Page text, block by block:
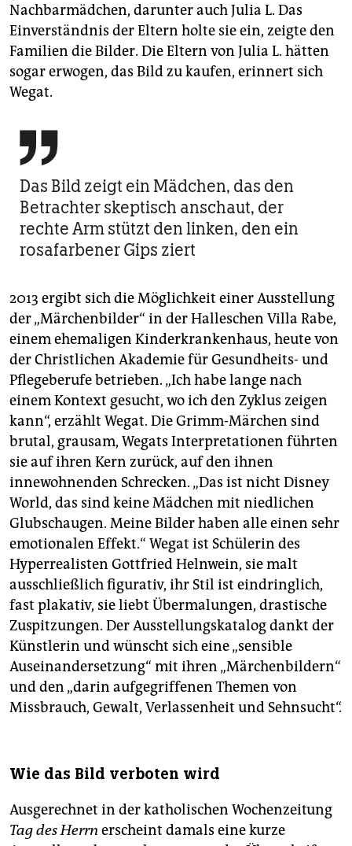
Nachbarmädchen, darunter auch Julia L. Das
Einverständnis der Eltern holte sie ein, zeigte den
Familien die Bilder. Die Eltern von Julia L. hätten
sogar erwogen, das Bild zu kaufen, erinnert sich
Wegat.

Das Bild zeigt ein Mädchen, das den
Betrachter skeptisch anschaut, der
rechte Arm stützt den linken, den ein
rosafarbener Gips ziert
2013 ergibt sich die Möglichkeit einer Ausstellung
der „Märchenbilder“ in der Halleschen Villa Rabe,
einem ehemaligen Kinderkrankenhaus, heute von
der Christlichen Akademie für Gesundheits- und
Pflegeberufe betrieben. „Ich habe lange nach
einem Kontext gesucht, wo ich den Zyklus zeigen
kann“, erzählt Wegat. Die Grimm-Märchen sind
brutal, grausam, Wegats Interpretationen führten
sie auf ihren Kern zurück, auf den ihnen
innewohnenden Schrecken. „Das ist nicht Disney
World, das sind keine Mädchen mit niedlichen
Glubschaugen. Meine Bilder haben alle einen sehr
emotionalen Effekt.“ Wegat ist Schülerin des
Hyperrealisten Gottfried Helnwein, sie malt
ausschließlich figurativ, ihr Stil ist eindringlich,
fast plakativ, sie liebt Übermalungen, drastische
Zuspitzungen. Der Ausstellungskatalog dankt der
Künstlerin und wünscht sich eine „sensible
Auseinandersetzung“ mit ihren „Märchenbildern“
und den „darin aufgegriffenen Themen von
Missbrauch, Gewalt, Verlassenheit und Sehnsucht“.
Wie das Bild verboten wird
Ausgerechnet in der katholischen Wochenzeitung
Tag des Herrn erscheint damals eine kurze